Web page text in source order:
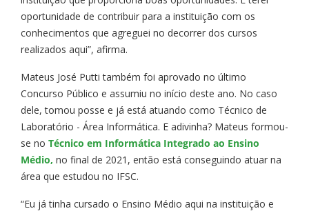
oportunidade de contribuir para a instituição com os
conhecimentos que agreguei no decorrer dos cursos
realizados aqui”, afirma.
Mateus José Putti também foi aprovado no último
Concurso Público e assumiu no início deste ano. No caso
dele, tomou posse e já está atuando como Técnico de
Laboratório - Área Informática. E adivinha? Mateus formou-
se no Técnico em Informática Integrado ao Ensino
Médio, no final de 2021, então está conseguindo atuar na
área que estudou no IFSC.
“Eu já tinha cursado o Ensino Médio aqui na instituição e